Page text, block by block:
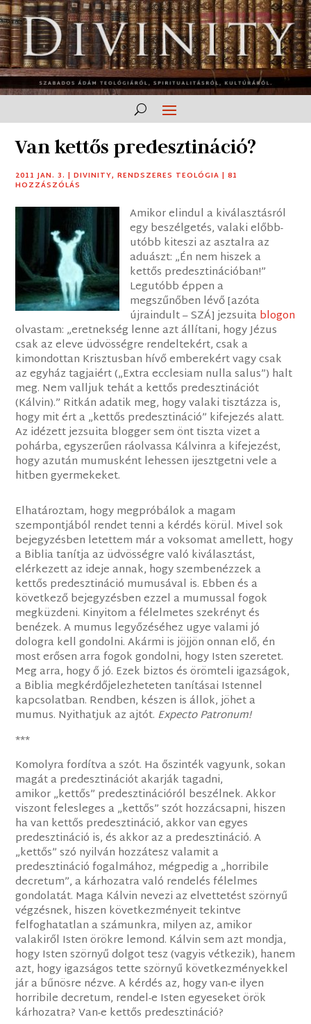
Van kettős predesztináció?
2011 JAN. 3. |DIVINITY,RENDSZERES TEOLÓGIA |81
HOZZÁSZÓLÁS
Amikor elindul a kiválasztásról
egy beszélgetés, valaki előbb-
utóbb kiteszi az asztalra az
aduászt: „Én nem hiszek a
kettős predesztinációban!”
Legutóbb éppen a
megszűnőben lévő [azóta
újraindult – SZÁ] jezsuitablogon
olvastam: „eretnekség lenne azt állítani, hogy Jézus
csak az eleve üdvösségre rendeltekért, csak a
kimondottan Krisztusban hívő emberekért vagy csak
az egyház tagjaiért („Extra ecclesiam nulla salus”) halt
meg. Nem valljuk tehát a kettős predesztinációt
(Kálvin).” Ritkán adatik meg, hogy valaki tisztázza is,
hogy mit ért a „kettős predesztináció” kifejezés alatt.
Az idézett jezsuita blogger sem önt tiszta vizet a
pohárba, egyszerűen ráolvassa Kálvinra a kifejezést,
hogy azután mumusként lehessen ijesztgetni vele a
hitben gyermekeket.
Elhatároztam, hogy megpróbálok a magam
szempontjából rendet tenni a kérdés körül. Mivel sok
bejegyzésben letettem már a voksomat amellett, hogy
a Biblia tanítja az üdvösségre való kiválasztást,
elérkezett az ideje annak, hogy szembenézzek a
kettős predesztináció mumusával is. Ebben és a
következő bejegyzésben ezzel a mumussal fogok
megküzdeni. Kinyitom a félelmetes szekrényt és
benézek. A mumus legyőzéséhez ugye valami jó
dologra kell gondolni. Akármi is jöjjön onnan elő, én
most erősen arra fogok gondolni, hogy Isten szeretet.
Meg arra, hogy ő jó. Ezek biztos és örömteli igazságok,
a Biblia megkérdőjelezheteten tanításai Istennel
kapcsolatban. Rendben, készen is állok, jöhet a
mumus. Nyithatjuk az ajtót. Expecto Patronum!
***
Komolyra fordítva a szót. Ha őszinték vagyunk, sokan
magát a predesztinációt akarják tagadni,
amikor „kettős” predesztinációról beszélnek. Akkor
viszont felesleges a „kettős” szót hozzácsapni, hiszen
ha van kettős predesztináció, akkor van egyes
predesztináció is, és akkor az a predesztináció. A
„kettős” szó nyilván hozzátesz valamit a
predesztináció fogalmához, mégpedig a „horribile
decretum”, a kárhozatra való rendelés félelmes
gondolatát. Maga Kálvin nevezi az elvettetést szörnyű
végzésnek, hiszen következményeit tekintve
felfoghatatlan a számunkra, milyen az, amikor
valakiről Isten örökre lemond. Kálvin sem azt mondja,
hogy Isten szörnyű dolgot tesz (vagyis vétkezik), hanem
azt, hogy igazságos tette szörnyű következményekkel
jár a bűnösre nézve. A kérdés az, hogy van-e ilyen
horribile decretum, rendel-e Isten egyeseket örök
kárhozatra? Van-e kettős predesztináció?